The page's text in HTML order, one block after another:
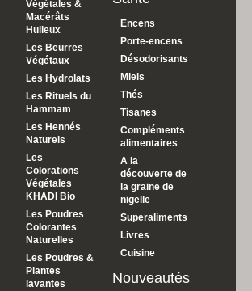
Végétales &
Macérâts
Huileux
Les Beurres
Végétaux
Les Hydrolats
Les Rituels du
Hammam
Les Hennés
Naturels
Les
Colorations
Végétales
KHADI Bio
Les Poudres
Colorantes
Naturelles
Les Poudres &
Plantes
lavantes
Encens
Porte-encens
Désodorisants
Miels
Thés
Tisanes
Compléments
alimentaires
A la
découverte de
la graine de
nigelle
Superaliments
Livres
Cuisine
Nouveautés